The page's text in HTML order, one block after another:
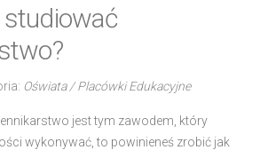
Oświata / Placówki Edukacyjne
jest tym zawodem, który
wykonywać, to powinieneś zrobić jak